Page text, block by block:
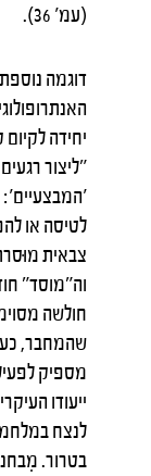
(עמ' 36).
דוגמה
יחידה
"ליצור
לטיסה או
צבאית
וה"מוסד"
חולשה
שהמחבר,
מספיק
ייעודו
לנצח
בטרור.